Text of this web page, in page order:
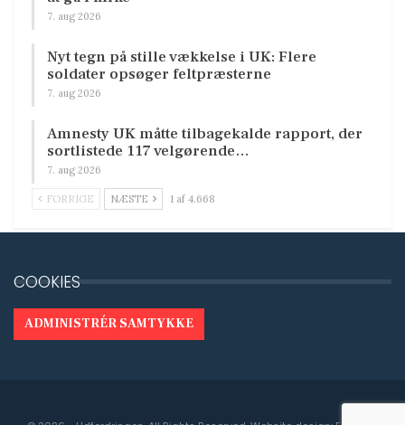
7. aug 2026
Nyt tegn på stille vækkelse i UK: Flere
soldater opsøger feltpræsterne
7. aug 2026
Amnesty UK måtte tilbagekalde rapport, der
sortlistede 117 velgørende…
7. aug 2026
FORRIGE NÆSTE 1 af 4.668
COOKIES
ADMINISTRÉR SAMTYKKE